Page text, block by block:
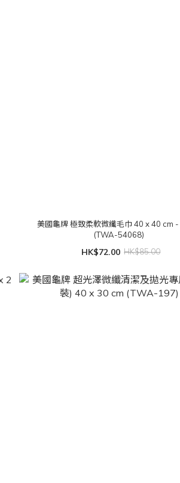
美國龜牌 極致柔軟微纖毛巾 40 x 40 cm
(TWA-54068)
HK$72.00 HK$85.00